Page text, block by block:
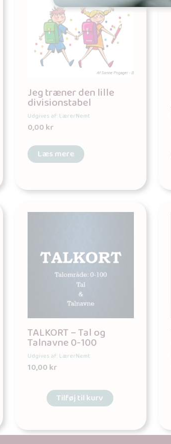
Jeg træner den lille
divisionstabel
Udgives af: LærerNemt
0,00kr
Læs mere
TALKORT – Tal og
Talnavne 0-100
Udgives af: LærerNemt
10,00kr
Tilføj til kurv